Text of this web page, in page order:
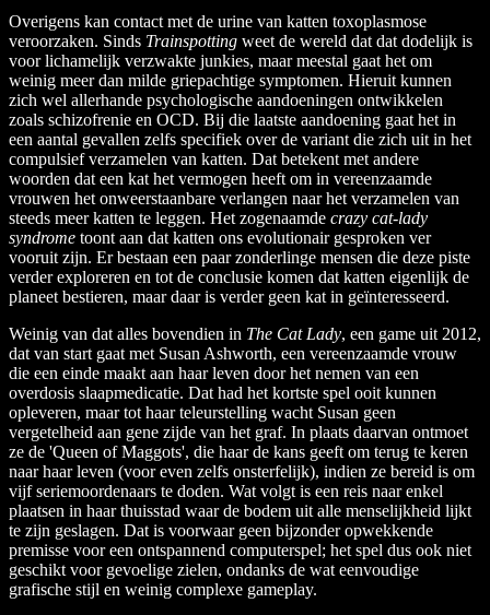
Overigens kan contact met de urine van katten toxoplasmose
veroorzaken. Sinds Trainspotting weet de wereld dat dat dodelijk is
voor lichamelijk verzwakte junkies, maar meestal gaat het om
weinig meer dan milde griepachtige symptomen. Hieruit kunnen
zich wel allerhande psychologische aandoeningen ontwikkelen
zoals schizofrenie en OCD. Bij die laatste aandoening gaat het in
een aantal gevallen zelfs specifiek over de variant die zich uit in het
compulsief verzamelen van katten. Dat betekent met andere
woorden dat een kat het vermogen heeft om in vereenzaamde
vrouwen het onweerstaanbare verlangen naar het verzamelen van
steeds meer katten te leggen. Het zogenaamde crazy cat-lady
syndrome toont aan dat katten ons evolutionair gesproken ver
vooruit zijn. Er bestaan een paar zonderlinge mensen die deze piste
verder exploreren en tot de conclusie komen dat katten eigenlijk de
planeet bestieren, maar daar is verder geen kat in geïnteresseerd.
Weinig van dat alles bovendien in The Cat Lady, een game uit 2012,
dat van start gaat met Susan Ashworth, een vereenzaamde vrouw
die een einde maakt aan haar leven door het nemen van een
overdosis slaapmedicatie. Dat had het kortste spel ooit kunnen
opleveren, maar tot haar teleurstelling wacht Susan geen
vergetelheid aan gene zijde van het graf. In plaats daarvan ontmoet
ze de 'Queen of Maggots', die haar de kans geeft om terug te keren
naar haar leven (voor even zelfs onsterfelijk), indien ze bereid is om
vijf seriemoordenaars te doden. Wat volgt is een reis naar enkel
plaatsen in haar thuisstad waar de bodem uit alle menselijkheid lijkt
te zijn geslagen. Dat is voorwaar geen bijzonder opwekkende
premisse voor een ontspannend computerspel; het spel dus ook niet
geschikt voor gevoelige zielen, ondanks de wat eenvoudige
grafische stijl en weinig complexe gameplay.